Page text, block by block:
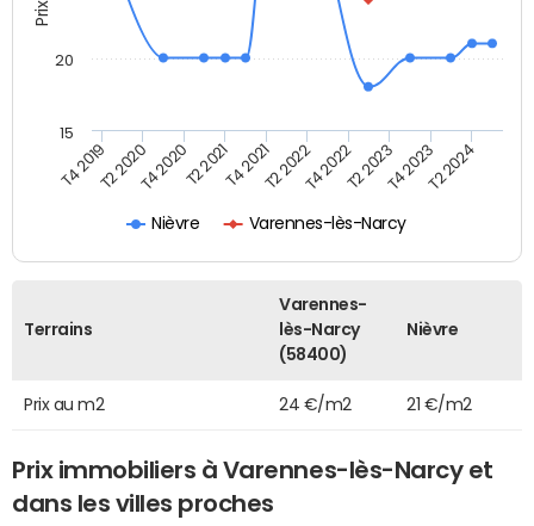
Nièvre Varennes-lès-Narcy
T4 2019T2 2020T4 2020T2 2021T4 2021T2 2022T4 2022T2 2023T4 2023T2 2024
15
20
Terrains
Varennes-
lès-Narcy
(58400)
Nièvre
Prix au m2 24 €/m2 21 €/m2
Prix immobiliers à Varennes-lès-Narcy et
dans les villes proches